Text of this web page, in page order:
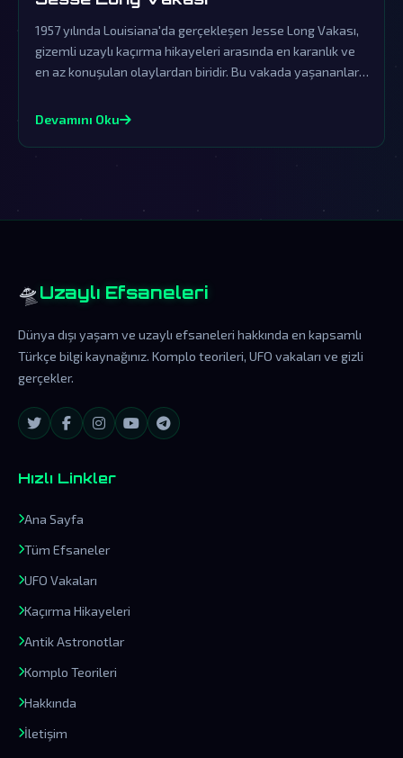
1957 yılında Louisiana'da gerçekleşen Jesse Long Vakası,
gizemli uzaylı kaçırma hikayeleri arasında en karanlık ve
en az konuşulan olaylardan biridir. Bu vakada yaşananlar,
yaşamın varlığına dair güçlü işaretler sunmaktadır.
Devamını Oku
🛸 Uzaylı Efsaneleri
Dünya dışı yaşam ve uzaylı efsaneleri hakkında en kapsamlı
Türkçe bilgi kaynağınız. Komplo teorileri, UFO vakaları ve gizli
gerçekler.
Hızlı Linkler
Ana Sayfa
Tüm Efsaneler
UFO Vakaları
Kaçırma Hikayeleri
Antik Astronotlar
Komplo Teorileri
Hakkında
İletişim